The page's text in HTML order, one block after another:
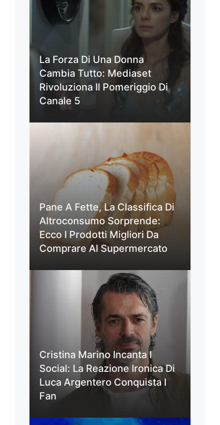
La Forza Di Una Donna
Cambia Tutto: Mediaset
Rivoluziona Il Pomeriggio Di
Canale 5
Pane A Fette, La Classifica Di
Altroconsumo Sorprende:
Ecco I Prodotti Migliori Da
Comprare Al Supermercato
Cristina Marino Incanta I
Social: La Reazione Ironica Di
Luca Argentero Conquista I
Fan